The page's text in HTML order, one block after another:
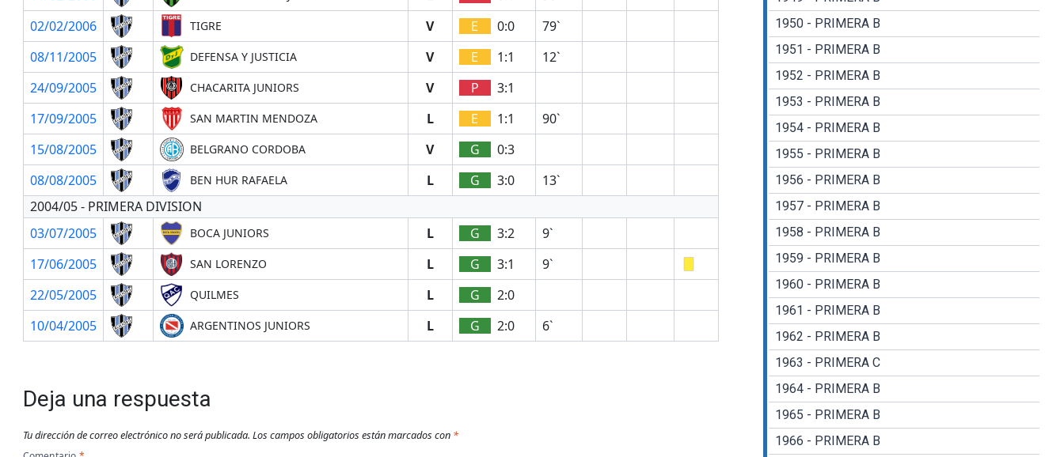
02/02/2006
TIGRE V E 0:0
79`
08/11/2005
DEFENSA Y JUSTICIA V E 1:1
12`
24/09/2005
CHACARITA JUNIORS V P
3:1
17/09/2005
SAN MARTIN MENDOZA L E 1:1
90`
15/08/2005
BELGRANO CORDOBA V G
0:3
08/08/2005
BEN HUR RAFAELA L G 3:0
13`
2004/05 - PRIMERA DIVISION
03/07/2005
BOCA JUNIORS L G 3:2
9`
17/06/2005
SAN LORENZO L G 3:1
9`
22/05/2005
QUILMES L G
2:0
10/04/2005
ARGENTINOS JUNIORS L G 2:0 6`
Deja una respuesta
Tu dirección de correo electrónico no será publicada. Los campos obligatorios están marcados con *
1950 - PRIMERA B
1951 - PRIMERA B
1952 - PRIMERA B
1953 - PRIMERA B
1954 - PRIMERA B
1955 - PRIMERA B
1956 - PRIMERA B
1957 - PRIMERA B
1958 - PRIMERA B
1959 - PRIMERA B
1960 - PRIMERA B
1961 - PRIMERA B
1962 - PRIMERA B
1963 - PRIMERA C
1964 - PRIMERA B
1965 - PRIMERA B
1966 - PRIMERA B